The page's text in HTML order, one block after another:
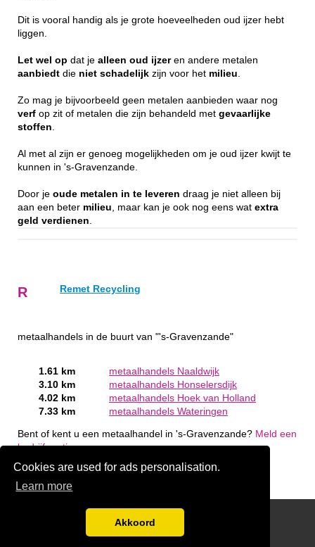
Cookies are used for ads personalisation.
Learn more
Akkoord
Dit is vooral handig als je grote hoeveelheden oud ijzer hebt
liggen.
Let wel op dat je alleen oud ijzeren andere metalen
aanbiedt die niet schadelijk zijn voor het milieu.
Zo mag je bijvoorbeeld geen metalen aanbieden waar nog
verf op zit of metalen die zijn behandeld met gevaarlijke
stoffen.
Al met al zijn er genoeg mogelijkheden om je oud ijzer kwijt te
kunnen in 's-Gravenzande.
Door je oude metalen in te leveren draag je niet alleen bij
aan een beter milieu, maar kan je ook nog eens wat extra
geld verdienen.
R Remet Recycling
metaalhandels in de buurt van "'s-Gravenzande"
1.61 km
metaalhandels Naaldwijk
3.10 km
metaalhandels Honselersdijk
4.02 km
metaalhandels Hoek van Holland
7.33 km
metaalhandels Wateringen
Bent of kent u een metaalhandel in 's-Gravenzande? Meld een
bedrijf gratis aan